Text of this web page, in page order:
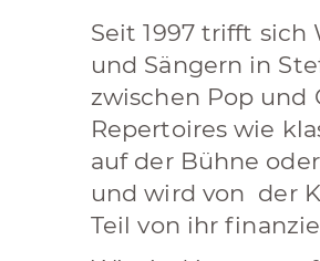
Seit 1997 trifft sich
und Sängern in
zwischen Pop und
Repertoires wie
auf der Bühne
und wird von der
Teil von ihr